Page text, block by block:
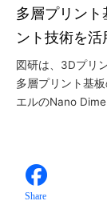
多層プリント
ント技術を活
図研は、3Dプリ
多層プリント基
エルのNano
Share